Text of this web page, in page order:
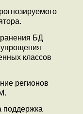
БД
классов
регионов
поддержка